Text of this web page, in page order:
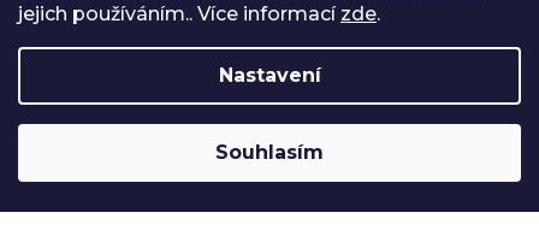
jejich používáním.. Více informací zde.
Nastavení
Souhlasím
9:00 - 18:00 hodin